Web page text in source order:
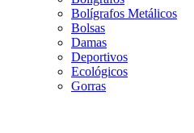
Bolígrafos Metálicos
Bolsas
Damas
Deportivos
Ecológicos
Gorras